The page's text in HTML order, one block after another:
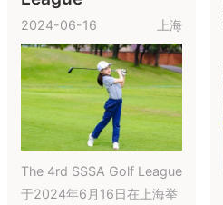
2024-06-16 上海
The 4rd SSSA Golf League
于2024年6月16日在上海举